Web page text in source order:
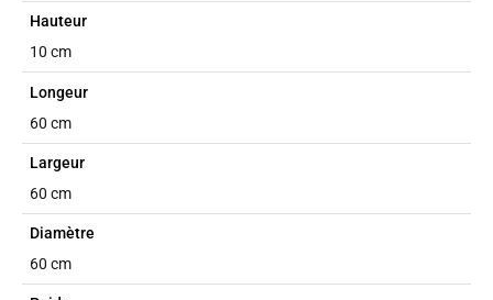
Hauteur
10 cm
Longeur
60 cm
Largeur
60 cm
Diamètre
60 cm